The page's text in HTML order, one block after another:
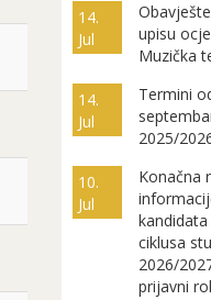
14.
Jul
upisu
Muzička
14.
Jul
Termini
2025/
10.
Jul
Konačna
ciklusa
2026/
prijavni